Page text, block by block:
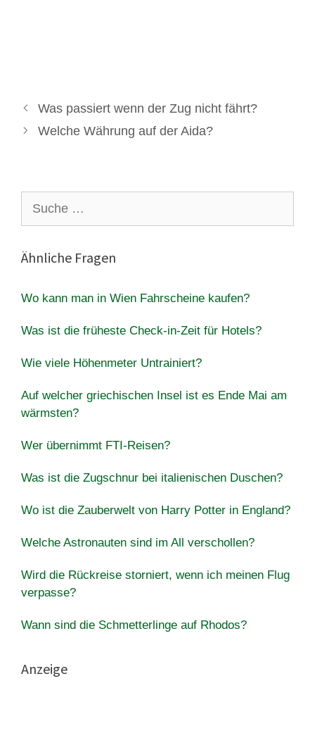
Was passiert wenn der Zug nicht fährt?
Welche Währung auf der Aida?
nach:
Ähnliche Fragen
Wo kann man in Wien Fahrscheine kaufen?
Was ist die früheste Check-in-Zeit für Hotels?
Wie viele Höhenmeter Untrainiert?
Auf welcher griechischen Insel ist es Ende Mai am
wärmsten?
Wer übernimmt FTI-Reisen?
Was ist die Zugschnur bei italienischen Duschen?
Wo ist die Zauberwelt von Harry Potter in England?
Welche Astronauten sind im All verschollen?
Wird die Rückreise storniert, wenn ich meinen Flug
verpasse?
Wann sind die Schmetterlinge auf Rhodos?
Anzeige